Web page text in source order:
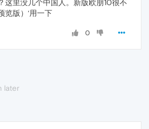
这里没几个中国人。新版欧朋10很不
览版）‘用一下
0
later